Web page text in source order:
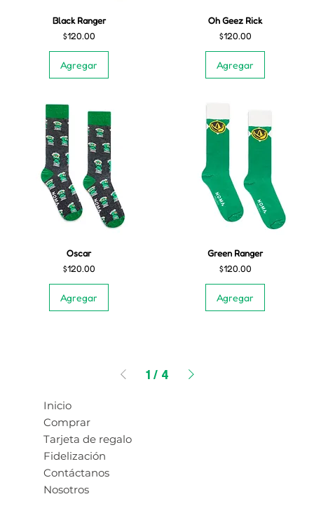
Black Ranger
Precio
$120.00
Agregar
Oh Geez Rick
Precio
$120.00
Agregar
Oscar
Precio
$120.00
Agregar
Green Ranger
Precio
$120.00
Agregar
1 / 4
Inicio
Comprar
Tarjeta de regalo
Fidelización
Nosotros
Contáctanos